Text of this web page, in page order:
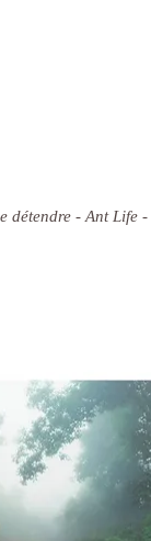
détendre - Ant Life